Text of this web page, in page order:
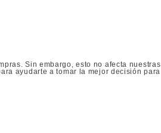
Sin embargo, esto no afecta nuestras
ayudarte a tomar la mejor decisión para